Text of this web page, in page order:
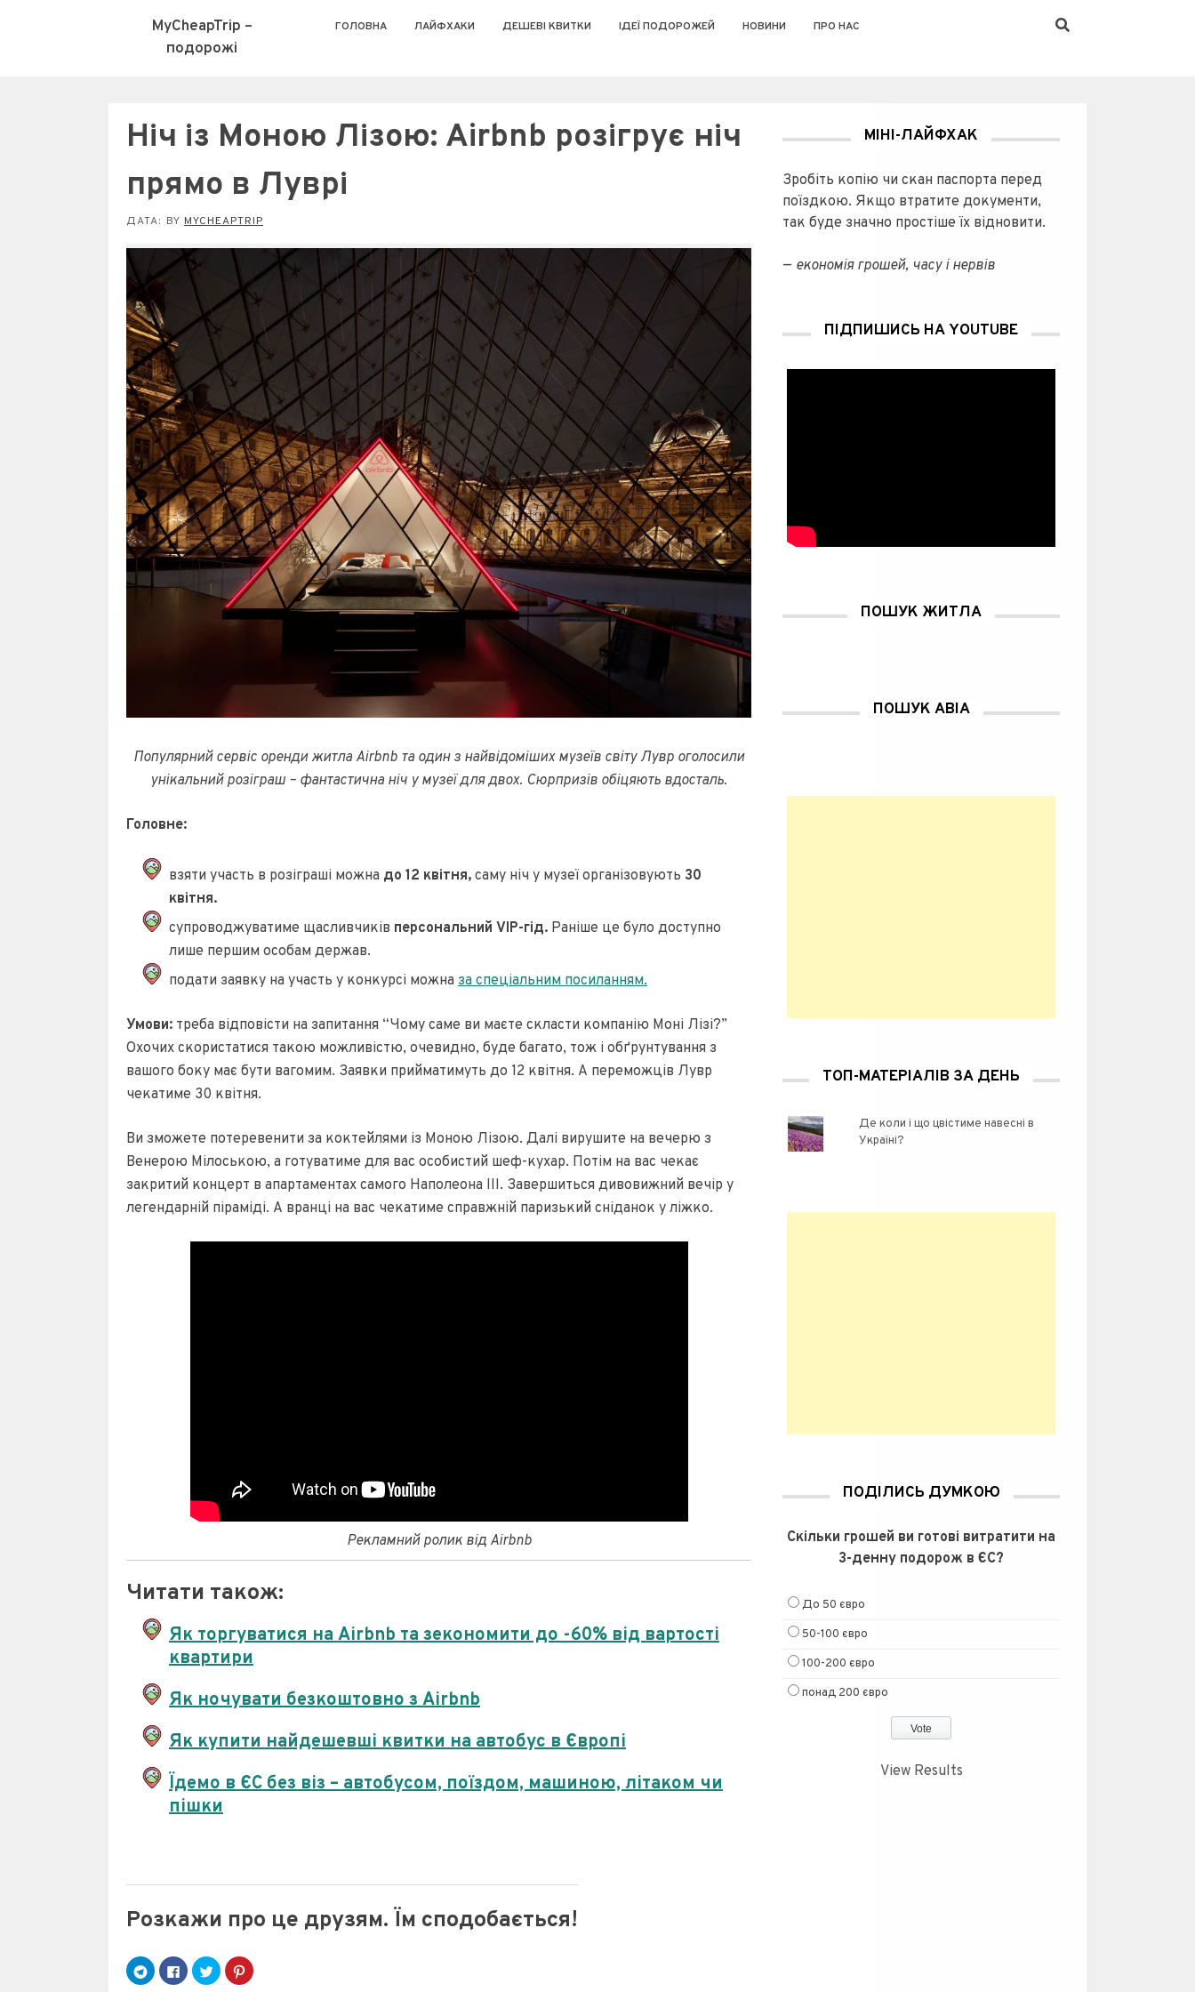
MyCheapTrip –
подорожі
ГОЛОВНА ЛАЙФХАКИ ДЕШЕВІ КВИТКИ ІДЕЇ ПОДОРОЖЕЙ НОВИНИ ПРО НАС
Ніч із Моною Лізою: Airbnb розігрує ніч
прямо в Луврі
ДАТА: BY MYCHEAPTRIP
Популярний сервіс оренди житла Airbnb та один з найвідоміших музеїв світу Лувр оголосили
унікальний розіграш – фантастична ніч у музеї для двох. Сюрпризів обіцяють вдосталь.
Головне:
взяти участь в розіграші можна до 12 квітня, саму ніч у музеї організовують 30
квітня.
супроводжуватиме щасливчиків персональний VIP-гід. Раніше це було доступно
лише першим особам держав.
подати заявку на участь у конкурсі можна за спеціальним посиланням.
Умови: треба відповісти на запитання “Чому саме ви маєте скласти компанію Моні Лізі?”
Охочих скористатися такою можливістю, очевидно, буде багато, тож і обґрунтування з
вашого боку має бути вагомим. Заявки прийматимуть до 12 квітня. А переможців Лувр
чекатиме 30 квітня.
Ви зможете потеревенити за коктейлями із Моною Лізою. Далі вирушите на вечерю з
Венерою Мілоською, а готуватиме для вас особистий шеф-кухар. Потім на вас чекає
закритий концерт в апартаментах самого Наполеона III. Завершиться дивовижний вечір у
легендарній піраміді. А вранці на вас чекатиме справжній паризький сніданок у ліжко.
Рекламний ролик від Airbnb
Читати також:
Як торгуватися на Airbnb та зекономити до -60% від вартості
квартири
Як ночувати безкоштовно з Airbnb
Як купити найдешевші квитки на автобус в Європі
Їдемо в ЄС без віз – автобусом, поїздом, машиною, літаком чи
пішки
Розкажи про це друзям. Їм сподобається!
C
l
C
l
C
l
Н
а
МІНІ-ЛАЙФХАК
Зробіть копію чи скан паспорта перед
поїздкою. Якщо втратите документи,
так буде значно простіше їх відновити.
— економія грошей, часу і нервів
ПІДПИШИСЬ НА YOUTUBE
ПОШУК ЖИТЛА
ПОШУК АВІА
ТОП-МАТЕРІАЛІВ ЗА ДЕНЬ
Де коли і що цвістиме навесні в
Україні?
ПОДІЛИСЬ ДУМКОЮ
Скільки грошей ви готові витратити на
3-денну подорож в ЄС?
До 50 євро
50-100 євро
100-200 євро
понад 200 євро
View Results